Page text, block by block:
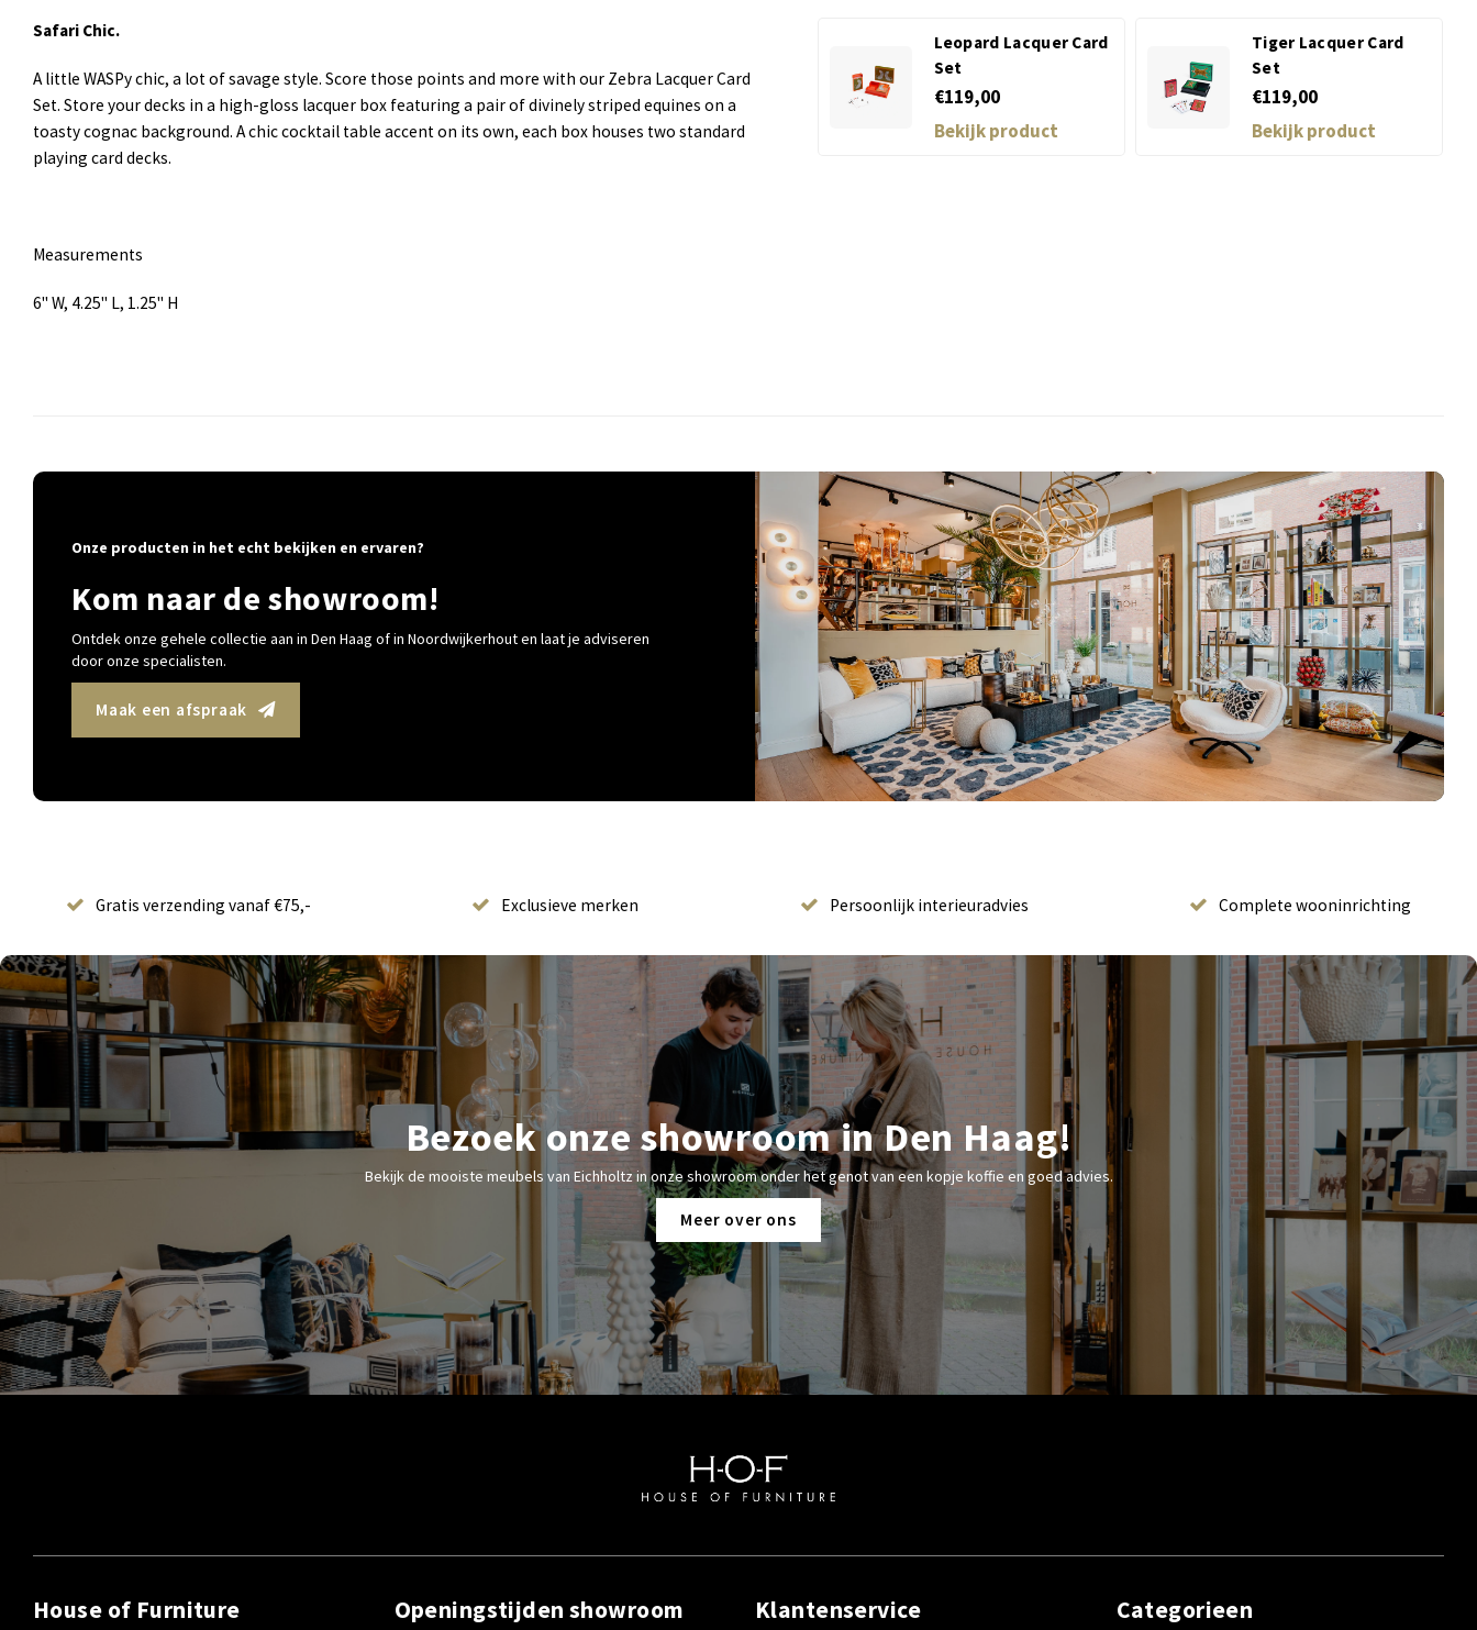
Safari Chic.
A little WASPy chic, a lot of savage style. Score those points and more with our Zebra Lacquer Card
Set. Store your decks in a high-gloss lacquer box featuring a pair of divinely striped equines on a
toasty cognac background. A chic cocktail table accent on its own, each box houses two standard
playing card decks.
Measurements
6" W, 4.25" L, 1.25" H
Leopard Lacquer Card
Set
€119,00
Bekijk product
Tiger Lacquer Card
Set
€119,00
Bekijk product
Onze producten in het echt bekijken en ervaren?
Kom naar de showroom!
Ontdek onze gehele collectie aan in Den Haag of in Noordwijkerhout en laat je adviseren
door onze specialisten.
Maak een afspraak
Gratis verzending vanaf €75,- Exclusieve merken Persoonlijk interieuradvies Complete wooninrichting
Bezoek onze showroom in Den Haag!
Bekijk de mooiste meubels van Eichholtz in onze showroom onder het genot van een kopje koffie en goed advies.
Meer over ons
House of Furniture Openingstijden showroom Klantenservice Categorieen